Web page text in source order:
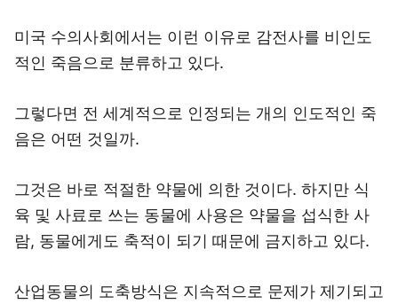
미국 수의사회에서는 이런 이유로 감전사를 비인도
적인 죽음으로 분류하고 있다.
그렇다면 전 세계적으로 인정되는 개의 인도적인 죽
음은 어떤 것일까.
그것은 바로 적절한 약물에 의한 것이다. 하지만 식
육 및 사료로 쓰는 동물에 사용은 약물을 섭식한 사
람, 동물에게도 축적이 되기 때문에 금지하고 있다.
산업동물의 도축방식은 지속적으로 문제가 제기되고